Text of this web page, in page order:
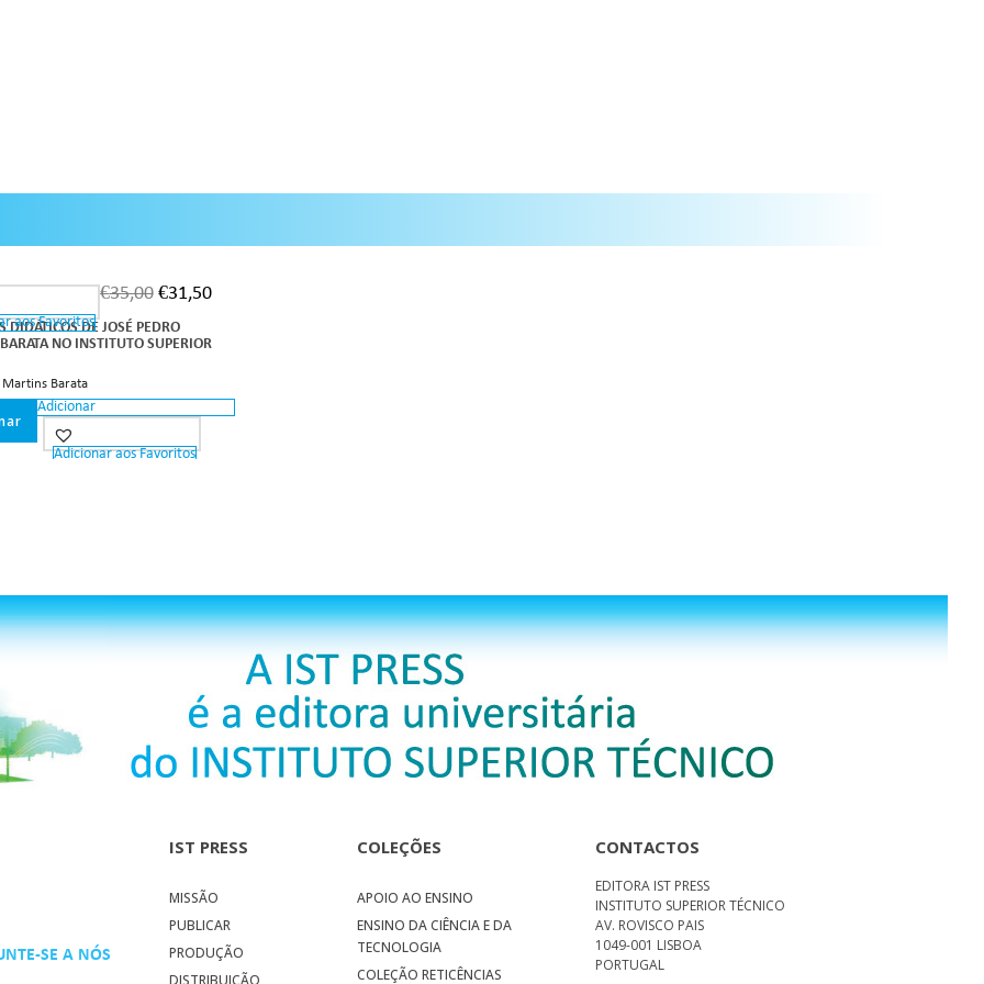
aos Favoritos
€35,00 €31,50
DIDÁTICOS DE JOSÉ PEDRO
NO INSTITUTO SUPERIOR
Martins Barata
Adicionar
Adicionar aos Favoritos
SE A NÓS
IST PRESS
MISSÃO
PUBLICAR
PRODUÇÃO
COLEÇÕES
APOIO AO ENSINO
ENSINO DA CIÊNCIA E DA
TECNOLOGIA
COLEÇÃO RETICÊNCIAS
CONTACTOS
EDITORA IST PRESS
INSTITUTO SUPERIOR TÉCNICO
AV. ROVISCO PAIS
1049-001 LISBOA
PORTUGAL